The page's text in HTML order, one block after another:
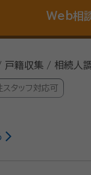
Web相
籍収集 / 相続人
タッフ対応可